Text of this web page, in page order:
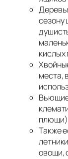
сезону
кислых
места,
Также
овощи,